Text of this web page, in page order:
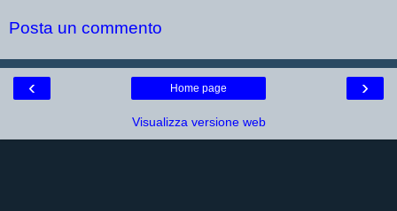
Posta un commento
‹ ›
Home page
Visualizza versione web